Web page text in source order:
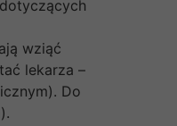
wziąć
lekarza –
Do